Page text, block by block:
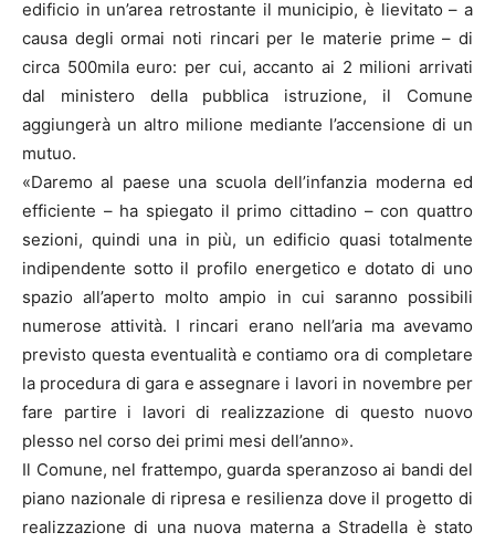
edificio in un’area retrostante il municipio, è lievitato – a
causa degli ormai noti rincari per le materie prime – di
circa 500mila euro: per cui, accanto ai 2 milioni arrivati
dal ministero della pubblica istruzione, il Comune
aggiungerà un altro milione mediante l’accensione di un
mutuo.
«Daremo al paese una scuola dell’infanzia moderna ed
efficiente – ha spiegato il primo cittadino – con quattro
sezioni, quindi una in più, un edificio quasi totalmente
indipendente sotto il profilo energetico e dotato di uno
spazio all’aperto molto ampio in cui saranno possibili
numerose attività. I rincari erano nell’aria ma avevamo
previsto questa eventualità e contiamo ora di completare
la procedura di gara e assegnare i lavori in novembre per
fare partire i lavori di realizzazione di questo nuovo
plesso nel corso dei primi mesi dell’anno».
Il Comune, nel frattempo, guarda speranzoso ai bandi del
piano nazionale di ripresa e resilienza dove il progetto di
realizzazione di una nuova materna a Stradella è stato